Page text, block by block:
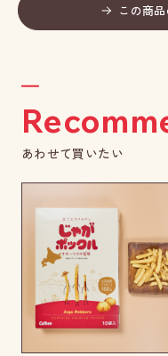
この商
あわせて買いたい